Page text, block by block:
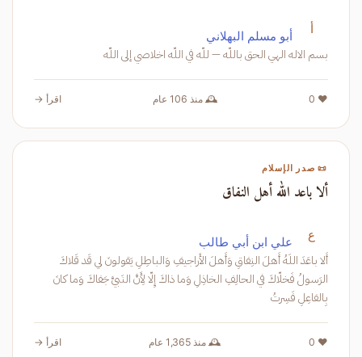
أ أبو مسلم البهلاني
بسم الاله الهي الحق باللّه — للّه في اللّه اخلاصي إلى اللّه
❤️ 0 🕰️ منذ 106 عام اقرأ →
📜 صدر الإسلام
ألا باعد الله أهل النفاق
ع علي ابن أبي طالب
أَلا باعَدَ اللَهُ أَهلَ النِفاقِ وَأَهلَ الأَراجيفِ وَالباطِلِ يَقولونَ لي قَد قَلاكَ
الرَسولُ فَخلّاكَ في الحالِفِ الخاذِلِ وَما ذاكَ إِلّا لِأَنَّ النَبيَّ جَفاكَ وَما كانَ
بِالفاعِلِ فَسِرتُ
❤️ 0 🕰️ منذ 1,365 عام اقرأ →